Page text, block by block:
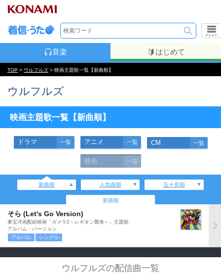
メニュー
音楽 はじめて
TOP > ウルフルズ > 映画主題歌一覧【新曲順】
ウルフルズ
映画主題歌一覧【新曲順】
ドラマ 一覧 アニメ 一覧 CM 一覧
映画 一覧
新曲順 人気曲順 五十音順
新曲順
そら (Let's Go Version)
東宝洋画配給映画「ガメラ2～レギオン襲来～」主題歌
アルバム・バージョン
アルバム
シングル
ウルフルズの配信曲一覧